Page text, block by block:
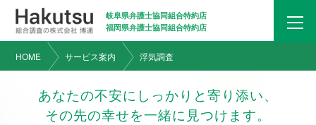
岐阜県弁護士協同組合特約店
福岡県弁護士協同組合特約店
HOME サービス案内 浮気調査
あなたの不安にしっかりと寄り添い、
その先の幸せを一緒に見つけます。